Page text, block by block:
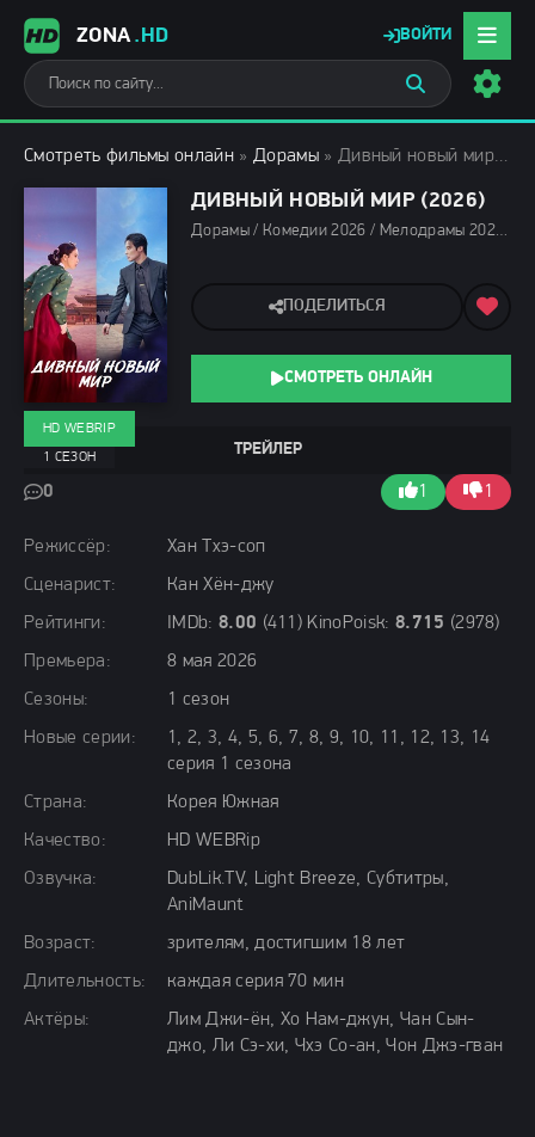
ZONA.HD ВОЙТИ
Смотреть фильмы онлайн »Дорамы» Дивный новый мир (2026)
ДИВНЫЙ НОВЫЙ МИР (2026)
Дорамы / Комедии 2026 / Мелодрамы 2026 / Фэнтези фильмы 2026 / Сериалы 2026 / Сериалы мая 2026 / Новинки сериалов 2026 / Фильмы 2026 / Сериалы июня 2026 / Сериалы лета 2026 / Сериалы весны 2026 / Смотреть фильмы онлайн
Режиссёр:
Хан Тхэ-соп
Сценарист:
Кан Хён-джу
Рейтинги:
IMDb: 8.00 (411) KinoPoisk: 8.715 (2978)
Премьера:
8 мая 2026
Сезоны:
1 сезон
Новые серии:
1, 2, 3, 4, 5, 6, 7, 8, 9, 10, 11, 12, 13, 14
серия 1 сезона
Страна:
Корея Южная
Качество:
HD WEBRip
Озвучка:
DubLik.TV, Light Breeze, Субтитры,
AniMaunt
Возраст:
зрителям, достигшим 18 лет
Длительность:
каждая серия 70 мин
Актёры:
Лим Джи-ён, Хо Нам-джун, Чан Сын-
джо, Ли Сэ-хи, Чхэ Со-ан, Чон Джэ-гван
ТРЕЙЛЕР
0 1 1
HD WEBRIP
1 СЕЗОН
ПОДЕЛИТЬСЯ
СМОТРЕТЬ ОНЛАЙН